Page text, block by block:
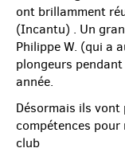
ont brillamment
(Incantu) . Un
Philippe W. (qui a
plongeurs
année.
Désormais ils
compétences pour
club